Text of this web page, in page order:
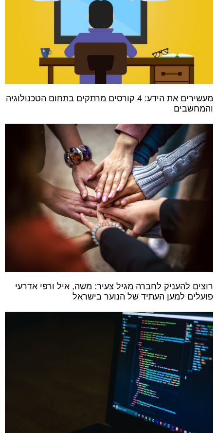
מעשירים את הידע: 4 קורסים מרתקים בתחום הטכנולוגיה
והמחשבים
רוצים להעניק לחברה מגיל צעיר: משה, איל ורפי אדרעי
פועלים למען העתיד של הנוער בישראל